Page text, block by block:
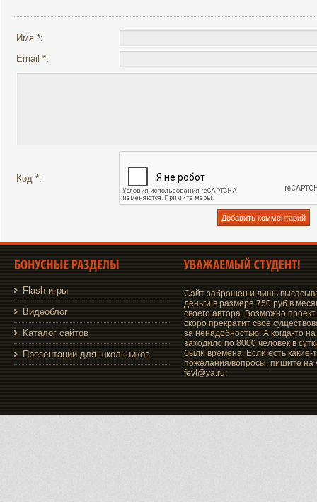
Имя *:
Email *:
Код *:
Flash игры
Видеоблог
Каталог сайтов
Презентации для школьников
Сайт заброшен и лишь
деньги в размере 750 руб в
своего автора. Возможно проект
скоро прекратит своё
за ненадобностью. А когда-то на
заходило по 8000 человек в
были времена. Если есть какие-
пожелания/вопросы, пишите на
fevt@ya.ru;